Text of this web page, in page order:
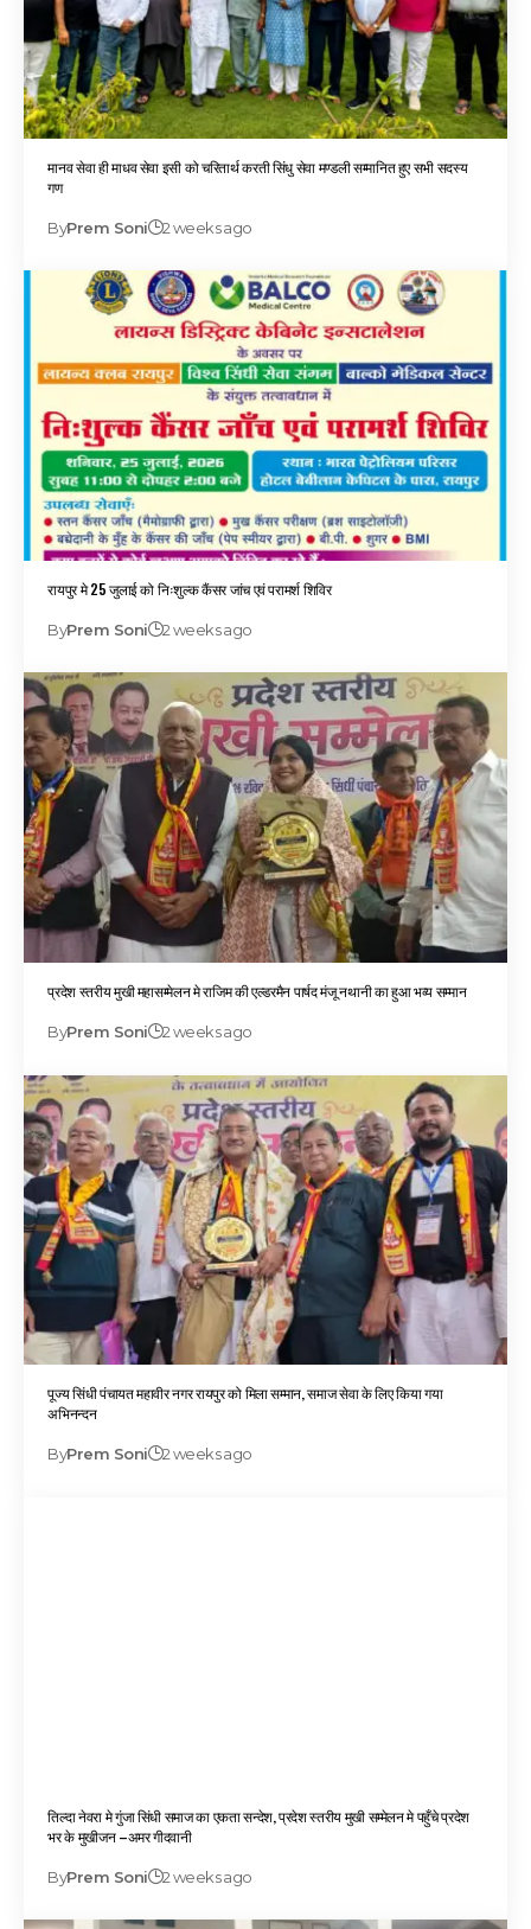
मानव सेवा ही माधव सेवा इसी को चरितार्थ करती सिंधु सेवा मण्डली सम्मानित हुए सभी सदस्य
गण
ByPrem Soni 2 weeks ago
रायपुर मे 25 जुलाई को निःशुल्क कैंसर जांच एवं परामर्श शिविर
ByPrem Soni 2 weeks ago
प्रदेश स्तरीय मुखी महासम्मेलन मे राजिम की एल्डरमैन पार्षद मंजू नथानी का हुआ भव्य सम्मान
ByPrem Soni 2 weeks ago
पूज्य सिंधी पंचायत महावीर नगर रायपुर को मिला सम्मान, समाज सेवा के लिए किया गया
अभिनन्दन
ByPrem Soni 2 weeks ago
तिल्दा नेवरा मे गुंजा सिंधी समाज का एकता सन्देश, प्रदेश स्तरीय मुखी सम्मेलन मे पहुँचे प्रदेश
भर के मुखीजन –अमर गीदवानी
ByPrem Soni 2 weeks ago